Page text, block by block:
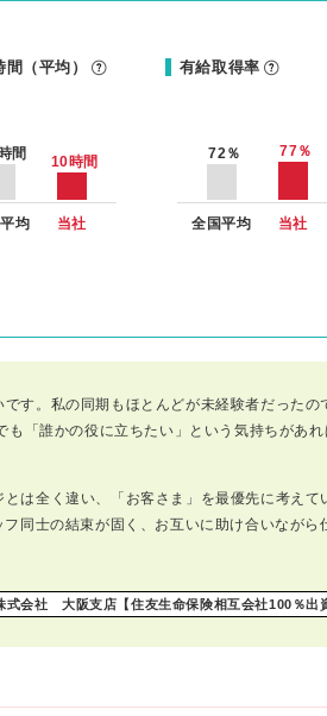
（平均）
間 10時間
均 当社
有給取得率
72％ 77％
全国平均 当社
す。私の同期もほとんどが未経験者だったの
も「誰かの役に立ちたい」という気持ちがあ
は全く違い、「お客さま」を最優先に考えて
同士の結束が固く、お互いに助け合いながら
式会社 大阪支店【住友生命保険相互会社100％出